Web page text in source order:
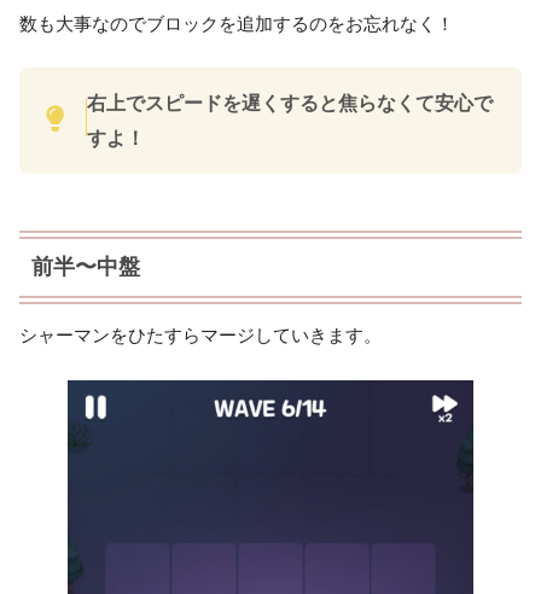
数も大事なのでブロックを追加するのをお忘れなく！
右上でスピードを遅くすると焦らなくて安心で
すよ！
前半〜中盤
シャーマンをひたすらマージしていきます。